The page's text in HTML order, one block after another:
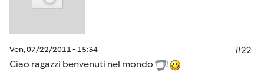
Ven, 07/22/2011 - 15:34
#22
Ciao ragazzi benvenuti nel mondo
!